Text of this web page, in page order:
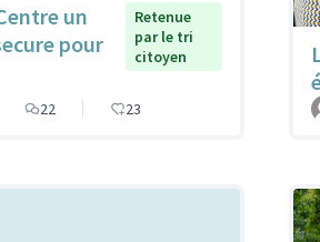
un
pour
Retenue
par le tri
citoyen
22 23